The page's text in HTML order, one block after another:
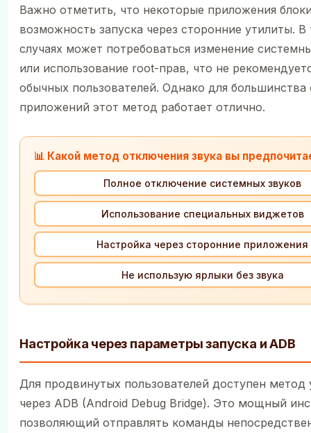
Важно отметить, что некоторые приложения
возможность запуска через сторонние утилиты. В
случаях может потребоваться изменение
или использование root-прав, что не
обычных пользователей. Однако для большинства
приложений этот метод работает отлично.
📊 Какой метод отключения звука вы
Полное отключение системных звуков
Использование специальных виджетов
Настройка через сторонние приложения
Не использую ярлыки без звука
Настройка через параметры запуска и ADB
Для продвинутых пользователей доступен метод
через ADB (Android Debug Bridge). Это мощный
позволяющий отправлять команды